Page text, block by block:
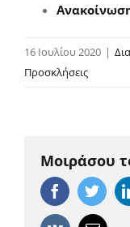
16 Ιουλίου 2020 |
Προσκλήσεις
Μοιράσου
Facebook